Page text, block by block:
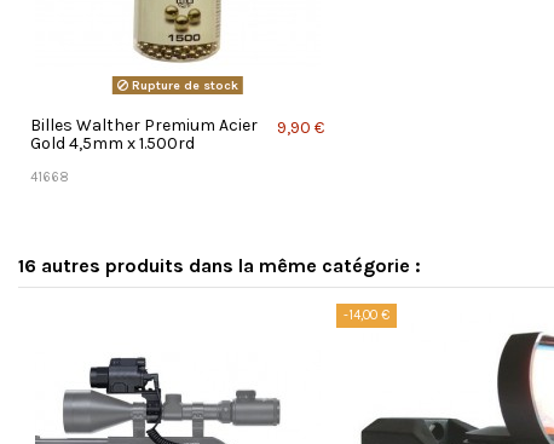
Rupture de stock
Billes Walther Premium Acier
Gold 4,5mm x 1.500rd
41668
9,90 €
16 autres produits dans la même catégorie :
-14,00 €